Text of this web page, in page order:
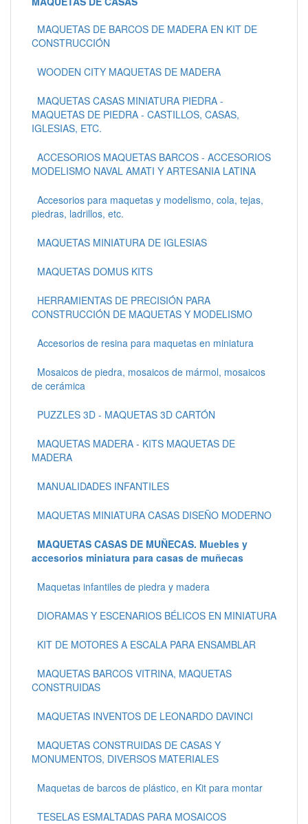
MAQUETAS DE BARCOS DE MADERA EN KIT DE
CONSTRUCCIÓN
WOODEN CITY MAQUETAS DE MADERA
MAQUETAS CASAS MINIATURA PIEDRA -
MAQUETAS DE PIEDRA - CASTILLOS, CASAS,
IGLESIAS, ETC.
ACCESORIOS MAQUETAS BARCOS - ACCESORIOS
MODELISMO NAVAL AMATI Y ARTESANIA LATINA
Accesorios para maquetas y modelismo, cola, tejas,
piedras, ladrillos, etc.
MAQUETAS MINIATURA DE IGLESIAS
MAQUETAS DOMUS KITS
HERRAMIENTAS DE PRECISIÓN PARA
CONSTRUCCIÓN DE MAQUETAS Y MODELISMO
Accesorios de resina para maquetas en miniatura
Mosaicos de piedra, mosaicos de mármol, mosaicos
de cerámica
PUZZLES 3D - MAQUETAS 3D CARTÓN
MAQUETAS MADERA - KITS MAQUETAS DE
MADERA
MANUALIDADES INFANTILES
MAQUETAS MINIATURA CASAS DISEÑO MODERNO
MAQUETAS CASAS DE MUÑECAS. Muebles y
accesorios miniatura para casas de muñecas
Maquetas infantiles de piedra y madera
DIORAMAS Y ESCENARIOS BÉLICOS EN MINIATURA
KIT DE MOTORES A ESCALA PARA ENSAMBLAR
MAQUETAS BARCOS VITRINA, MAQUETAS
CONSTRUIDAS
MAQUETAS INVENTOS DE LEONARDO DAVINCI
MAQUETAS CONSTRUIDAS DE CASAS Y
MONUMENTOS, DIVERSOS MATERIALES
Maquetas de barcos de plástico, en Kit para montar
TESELAS ESMALTADAS PARA MOSAICOS